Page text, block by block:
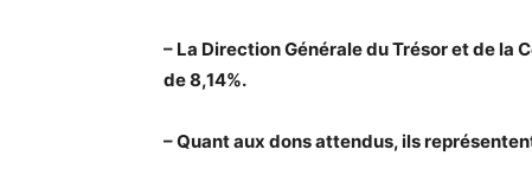
– La Direction Générale du Trésor et de la
de 8,14%.
– Quant aux dons attendus, ils